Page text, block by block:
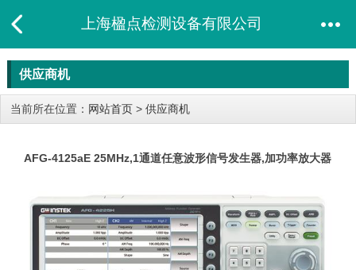
上海楹点检测设备有限公司
供应商机
当前所在位置： 网站首页 > 供应商机
AFG-4125aE 25MHz,1通道任意波形信号发生器,加功率放大器